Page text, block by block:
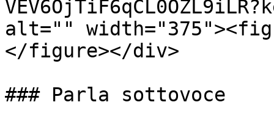
alt=""
</figure></div>
### Parla sottovoce